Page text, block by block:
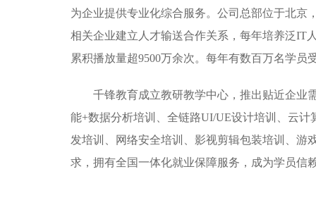
为企业提供专业化综合服务。公司总部位于北京
相关企业建立人才输送合作关系，每年培养泛IT
累积播放量超9500万余次。每年有数百万名学
千锋教育成立教研教学中心，推出贴近企业
能+数据分析培训、全链路UI/UE设计培训、云
发培训、网络安全培训、影视剪辑包装培训、游
求，拥有全国一体化就业保障服务，成为学员信